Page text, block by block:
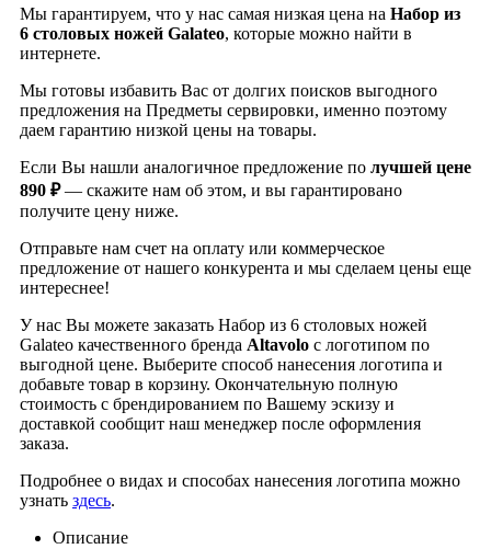
Мы гарантируем, что у нас самая низкая цена на Набор из
6 столовых ножей Galateo, которые можно найти в
интернете.
Мы готовы избавить Вас от долгих поисков выгодного
предложения на Предметы сервировки, именно поэтому
даем гарантию низкой цены на товары.
Если Вы нашли аналогичное предложение по лучшей цене
890 ₽— скажите нам об этом, и вы гарантировано
получите цену ниже.
Отправьте нам счет на оплату или коммерческое
предложение от нашего конкурента и мы сделаем цены еще
интереснее!
У нас Вы можете заказать Набор из 6 столовых ножей
Galateo качественного бренда Altavolo с логотипом по
выгодной цене. Выберите способ нанесения логотипа и
добавьте товар в корзину. Окончательную полную
стоимость с брендированием по Вашему эскизу и
доставкой сообщит наш менеджер после оформления
заказа.
Подробнее о видах и способах нанесения логотипа можно
узнать здесь.
Описание